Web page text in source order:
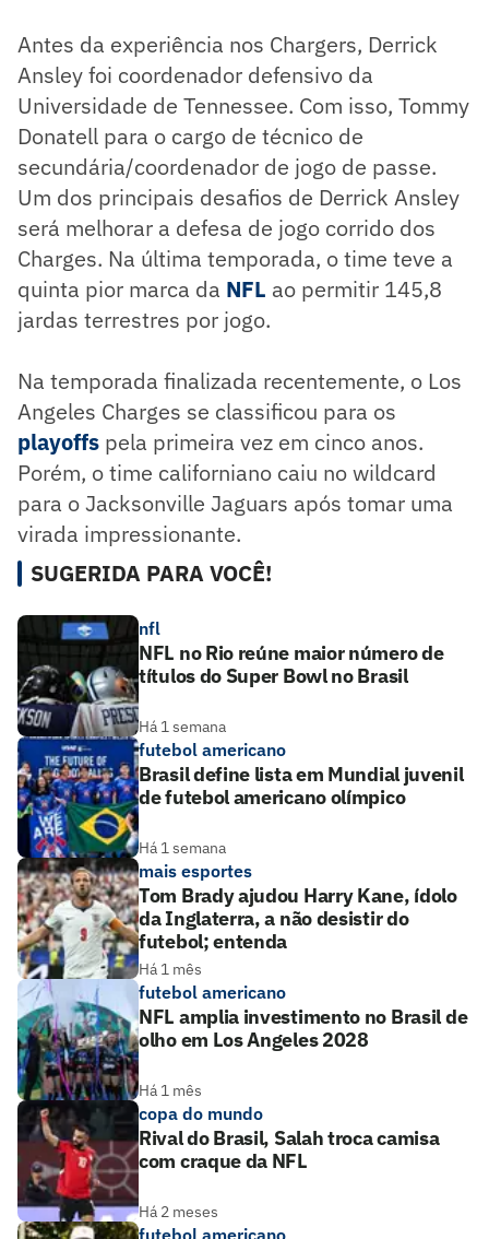
Antes da experiência nos Chargers, Derrick
Ansley foi coordenador defensivo da
Universidade de Tennessee. Com isso, Tommy
Donatell para o cargo de técnico de
secundária/coordenador de jogo de passe.
Um dos principais desafios de Derrick Ansley
será melhorar a defesa de jogo corrido dos
Charges. Na última temporada, o time teve a
quinta pior marca da NFL ao permitir 145,8
jardas terrestres por jogo.
Na temporada finalizada recentemente, o Los
Angeles Charges se classificou para os
playoffs pela primeira vez em cinco anos.
Porém, o time californiano caiu no wildcard
para o Jacksonville Jaguars após tomar uma
virada impressionante.
SUGERIDA PARA VOCÊ!
nfl
NFL no Rio reúne maior número de
títulos do Super Bowl no Brasil
Há 1 semana
futebol americano
Brasil define lista em Mundial juvenil
de futebol americano olímpico
Há 1 semana
mais esportes
Tom Brady ajudou Harry Kane, ídolo
da Inglaterra, a não desistir do
futebol; entenda
Há 1 mês
futebol americano
NFL amplia investimento no Brasil de
olho em Los Angeles 2028
Há 1 mês
copa do mundo
Rival do Brasil, Salah troca camisa
com craque da NFL
Há 2 meses